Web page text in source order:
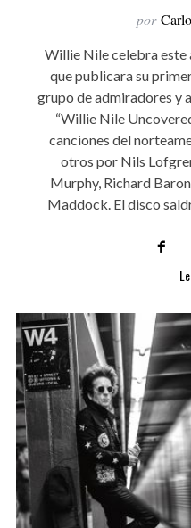
por
Willie Nile celebra este
que publicara su
grupo de admiradores y
“Willie Nile
canciones del
otros por Nils
Murphy, Richard
Maddock. El disco